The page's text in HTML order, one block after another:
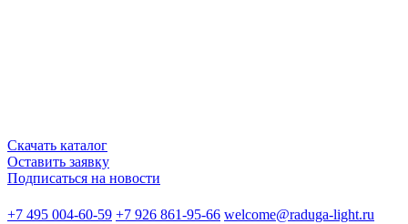
Скачать каталог
Оставить заявку
Подписаться на новости
+7 495 004-60-59 +7 926 861-95-66 welcome@raduga-light.ru